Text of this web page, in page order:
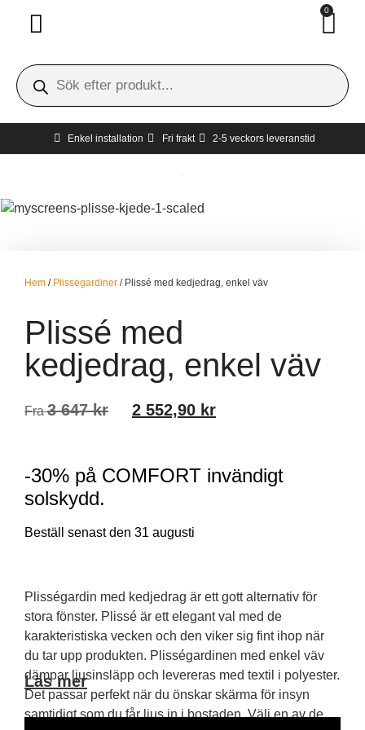
0
Enkel installation Fri frakt 2-5 veckors leveranstid
Hem / Plissegardiner / Plissé med kedjedrag, enkel väv
Plissé med
kedjedrag, enkel väv
Fra 3 647kr 2 552,90 kr
-30% på COMFORT invändigt
solskydd.
Beställ senast den 31 augusti
Plisségardin med kedjedrag är ett gott alternativ för
stora fönster. Plissé är ett elegant val med de
karakteristiska vecken och den viker sig fint ihop när
du tar upp produkten. Plisségardinen med enkel väv
dämpar ljusinsläpp och levereras med textil i polyester.
Det passar perfekt när du önskar skärma för insyn
samtidigt som du får ljus in i bostaden. Välj en av de
Läs mer